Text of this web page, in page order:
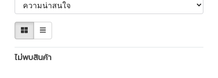
ไม่พบสินค้า